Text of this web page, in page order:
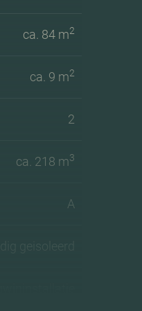
ca. 84 m2
ca. 9 m2
2
ca. 218 m3
A